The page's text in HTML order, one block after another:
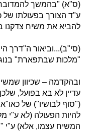
(ס"א) "בהמשך להמדובר
ע"ד הצורך בפעולתו של
להביא את משיח צדקנו
(סי"ב)...וביאור ה"דרך
"מלכות שבתפארת"
ובהקדמה – שכיוון
עדיין לא בא בפועל,
("סוף לבושיו") של
להיות הפעולה (לא ע"י
המשיח עצמו, אלא) ע"י